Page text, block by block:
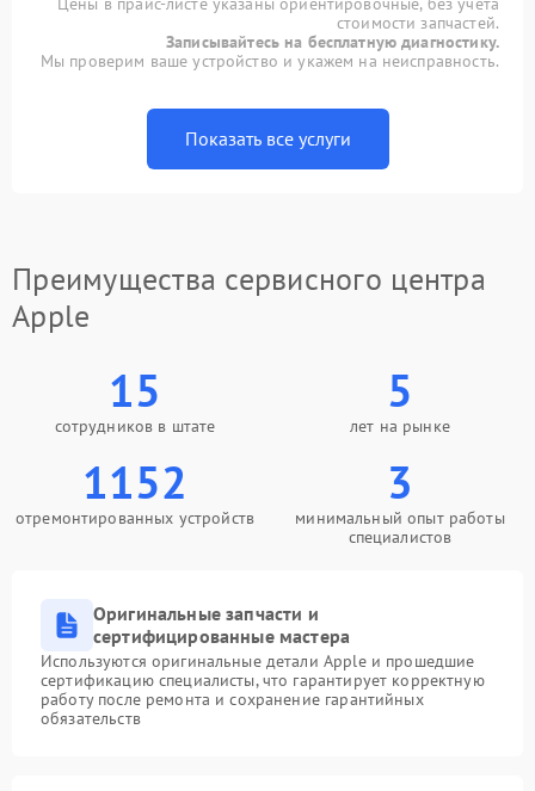
стоимости запчастей.
Записывайтесь на бесплатную диагностику.
Мы проверим ваше устройство и укажем на неисправность.
Показать все услуги
Преимущества сервисного центра
Apple
15
сотрудников в штате
5
лет на рынке
1152
отремонтированных устройств
3
минимальный опыт работы
специалистов
Оригинальные запчасти и
сертифицированные мастера
Используются оригинальные детали Apple и прошедшие
сертификацию специалисты, что гарантирует корректную
работу после ремонта и сохранение гарантийных
обязательств